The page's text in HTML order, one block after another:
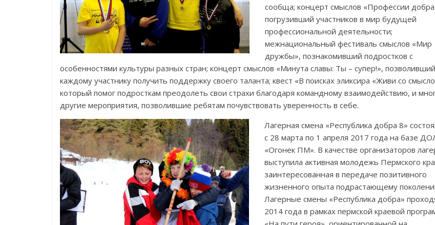
сообща; концерт смыслов «Профессии
погрузивший участников в мир будущей
профессиональной деятельности;
межнациональный фестиваль смыслов «Мир
дружбы», познакомивший подростков с
особенностями культуры разных стран; концерт смыслов «Минута славы: Ты – супер!», позволивший
каждому участнику получить поддержку своего таланта; квест «В поисках эликсира «Живи со
который помог подросткам преодолеть свои страхи благодаря командному взаимодействию, и
другие мероприятия, позволившие ребятам почувствовать уверенность в себе.
Лагерная смена «Республика добра 8»
с 28 марта по 1 апреля 2017 года на базе
«Огонек ПМ». В качестве организаторов
выступила активная молодежь Пермского
заинтересованная в передаче позитивного
жизненного опыта подрастающему
Лагерные смены «Республика добра»
2014 года в рамках пермской краевой